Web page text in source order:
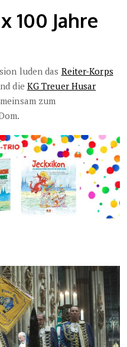
100 Jahre
luden das Reiter-Korps
die KG Treuer Husar
zum